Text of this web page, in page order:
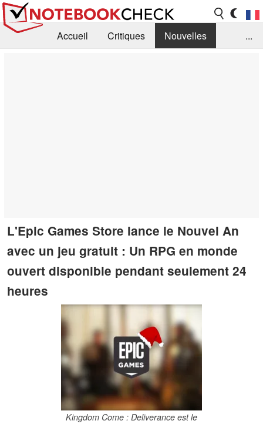
Accueil Critiques
Nouvelles
...
L'Epic Games Store lance le Nouvel An
avec un jeu gratuit : Un RPG en monde
ouvert disponible pendant seulement 24
heures
Kingdom Come : Deliverance est le